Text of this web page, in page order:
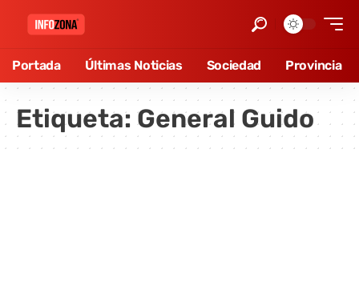
Portada Últimas Noticias Sociedad Provincia
Etiqueta: General Guido